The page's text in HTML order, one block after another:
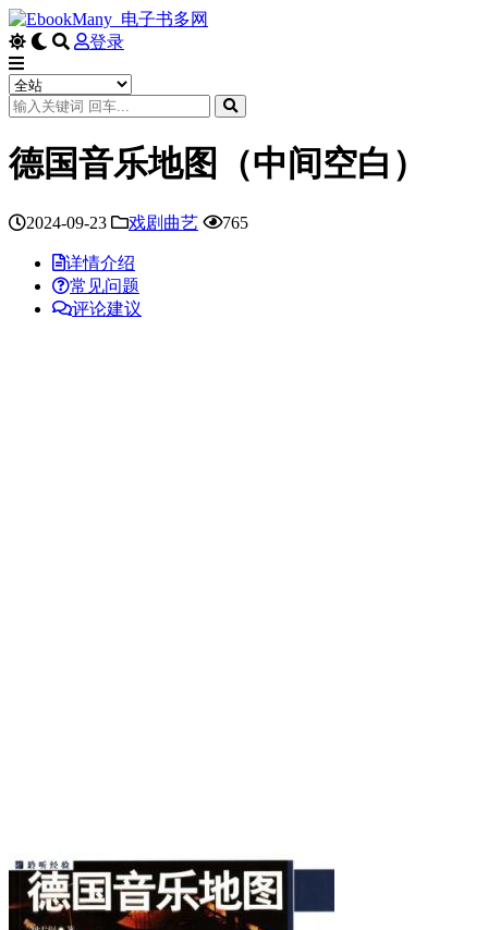
登录
德国音乐地图（中间空白）
2024-09-23 戏剧曲艺 765
详情介绍
常见问题
评论建议